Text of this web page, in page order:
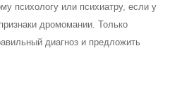
психологу или психиатру, если у
дромомании. Только
диагноз и предложить